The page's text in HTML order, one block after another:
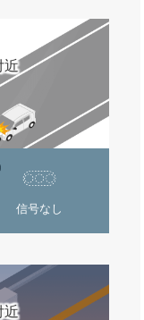
近
信号なし
近